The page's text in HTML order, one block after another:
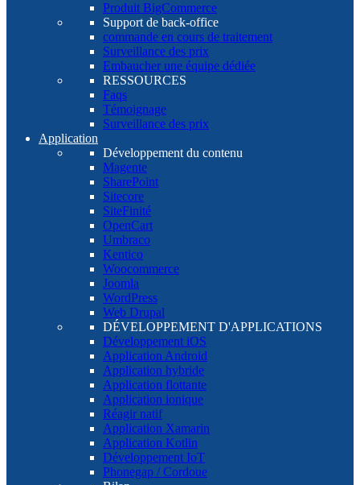
Produit BigCommerce
Support de back-office
commande en cours de traitement
Surveillance des prix
Embaucher une équipe dédiée
RESSOURCES
Faqs
Témoignage
Surveillance des prix
Application
Développement du contenu
Magente
SharePoint
Sitecore
SiteFinité
OpenCart
Umbraco
Kentico
Woocommerce
Joomla
WordPress
Web Drupal
DÉVELOPPEMENT D'APPLICATIONS
Développement iOS
Application Android
Application hybride
Application flottante
Application ionique
Réagir natif
Application Xamarin
Application Kotlin
Développement IoT
Phonegap / Cordoue